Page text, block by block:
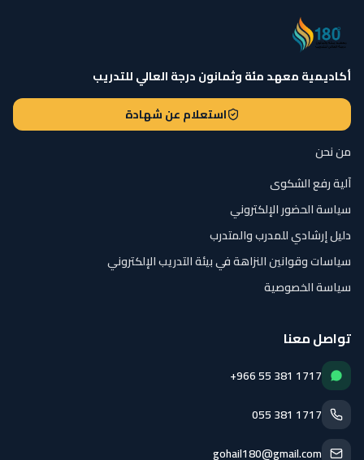
أكاديمية معهد مئة وثمانون درجة العالي للتدريب
استعلام عن شهادة
من نحن
آلية رفع الشكوى
سياسة الحضور الإلكتروني
دليل إرشادي للمدرب والمتدرب
سياسات وقوانين النزاهة في بيئة التدريب الإلكتروني
سياسة الخصوصية
تواصل معنا
+966 55 381 1717
055 381 1717
gohail180@gmail.com